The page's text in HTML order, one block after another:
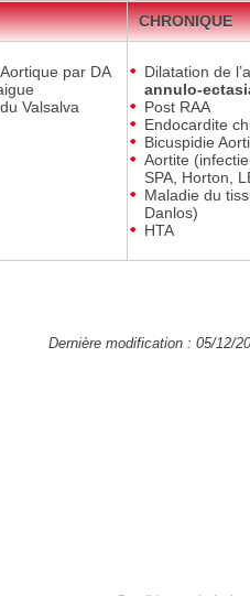
CHRONIQUE
par DA
Valsalva
Dilatation de
annulo-
Post RAA
Endocardite
Bicuspidie
Aortite
SPA, Horton,
Maladie du
Danlos)
HTA
Dernière modification : 05/12/